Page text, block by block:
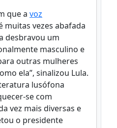
que a voz
muitas vezes abafada
desbravou um
masculino e
outras mulheres
ela”, sinalizou Lula.
lusófona
se com
vez mais diversas e
o presidente